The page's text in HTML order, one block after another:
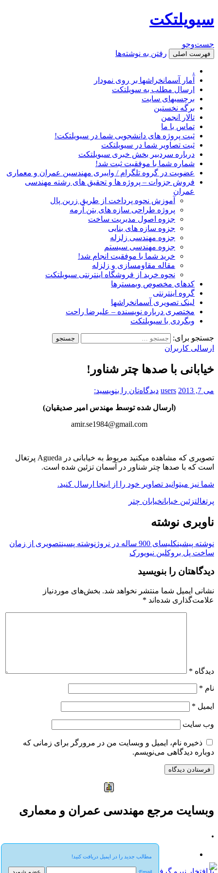
سیویلتکت
جست‌وجو
فهرست اصلی رفتن به نوشته‌ها
.
آمار آسمانخراشها بر روی نمودار
ارسال مطلب به سویلتکت
برچسبهای سایت
برگه نخستین
تالار انجمن
تماس با ما
ثبت پروژه های دانشجویی شما در سیویلتکت!
ثبت تصاویر شما در سیویلتکت
درباره سردبیر بخش خبری سیویلتکت
شماره شما با موفقیت ثبت شد!
عضویت در گروه تلگرام / وایبری مهندسین عمران و معماری
فروش جزوات – پروژه ها و تحقیق های رشته مهندسی
عمران
آموزش نحوه پرداخت از طریق زرین پال
پروژه طراحی سازه های بتن آرمه
جزوه اصول مدیریت ساخت
جزوه سازه های بنایی
جزوه مهندسی زلزله
جزوه مهندسی سیستم
خرید شما با موفقیت انجام شد!
مقاله مقاومسازی و زلزله
نحوه خرید از فروشگاه اینترنتی سیویلتکت
کدهای مخصوص وبمسترها
گروه اینترنتی
لینک تصویری آسمانخراشها
مختصری درباره نویسنده – علیرضا راحت
وبگردی با سیویلتکت
جستجو برای:
ارسالی کاربران
خیابانی با صدها چتر شناور!
می 7, 2013 users دیدگاه‌تان را بنویسید:
(ارسال شده توسط مهندس امیر صدیقیان)
amir.se1984@gmail.com
تصویری که مشاهده میکنید مربوط به خیابانی در Agueda پرتغال
است که با صدها چتر شناور در آسمان تزئین شده است.
شما نیز میتوانید تصاویر خود را از اینجا ارسال کنید.
پرتغالتزئین خیابانخیابان چتر
ناوبری نوشته
نوشته پیشینکلیسای 900 ساله در نروژ نوشته پسینتصویری از زمان
ساخت پل بروکلین نیویورک
دیدگاهتان را بنویسید
نشانی ایمیل شما منتشر نخواهد شد. بخش‌های موردنیاز
علامت‌گذاری شده‌اند *
دیدگاه *
نام *
ایمیل *
وب‌ سایت
ذخیره نام، ایمیل و وبسایت من در مرورگر برای زمانی که
دوباره دیدگاهی می‌نویسم.
مطالب جدید را در ایمیل دریافت کنید!
وبسایت مرجع مهندسی عمران و معماری
.
با افتخار نیرو گرفته از WordPress